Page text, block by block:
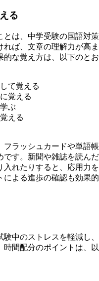
る
とは、中学受験の国語対策
ば、文章の理解力が高ま
的な覚え方は、以下のとお
て覚える
覚える
ぶ
える
フラッシュカードや単語帳
です。新聞や雑誌を読んだ
入れたりすると、応用力を
による進歩の確認も効果的
中のストレスを軽減し、
時間配分のポイントは、以